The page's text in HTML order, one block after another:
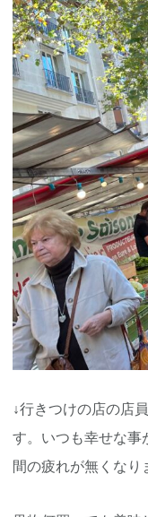
↓行きつけの店の店
す。いつも幸せな事
間の疲れが無くなり